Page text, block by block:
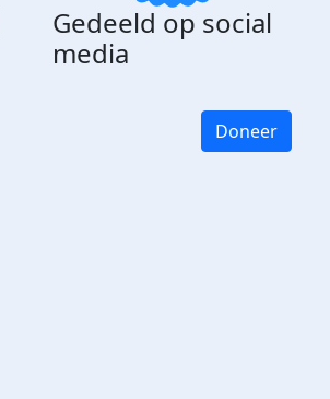
Gedeeld op social
media
Doneer